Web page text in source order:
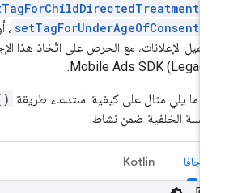
، أو
الإعلانات، مع الحرص على اتّخاذ هذا
Mobile Ads SDK
.
ما يلي مثال على كيفية استدعاء طريقة
الخلفية ضمن نشاط:
Kotlin